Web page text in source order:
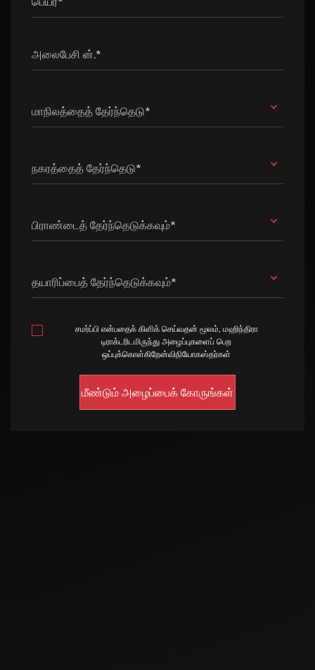
அலைபேசி ன்.*
மாநிலத்தைத் தேர்ந்தெடு*
நகரத்தைத் தேர்ந்தெடு*
பிராண்டைத் தேர்ந்தெடுக்கவும்*
தயாரிப்பைத் தேர்ந்தெடுக்கவும்*
சமர்ப்பி என்பதைக் கிளிக் செய்வதன் மூலம், மஹிந்திரா
டிராக்டரிடமிருந்து அழைப்புகளைப் பெற
ஒப்புக்கொள்கிறேன்விநியோகஸ்தர்கள்